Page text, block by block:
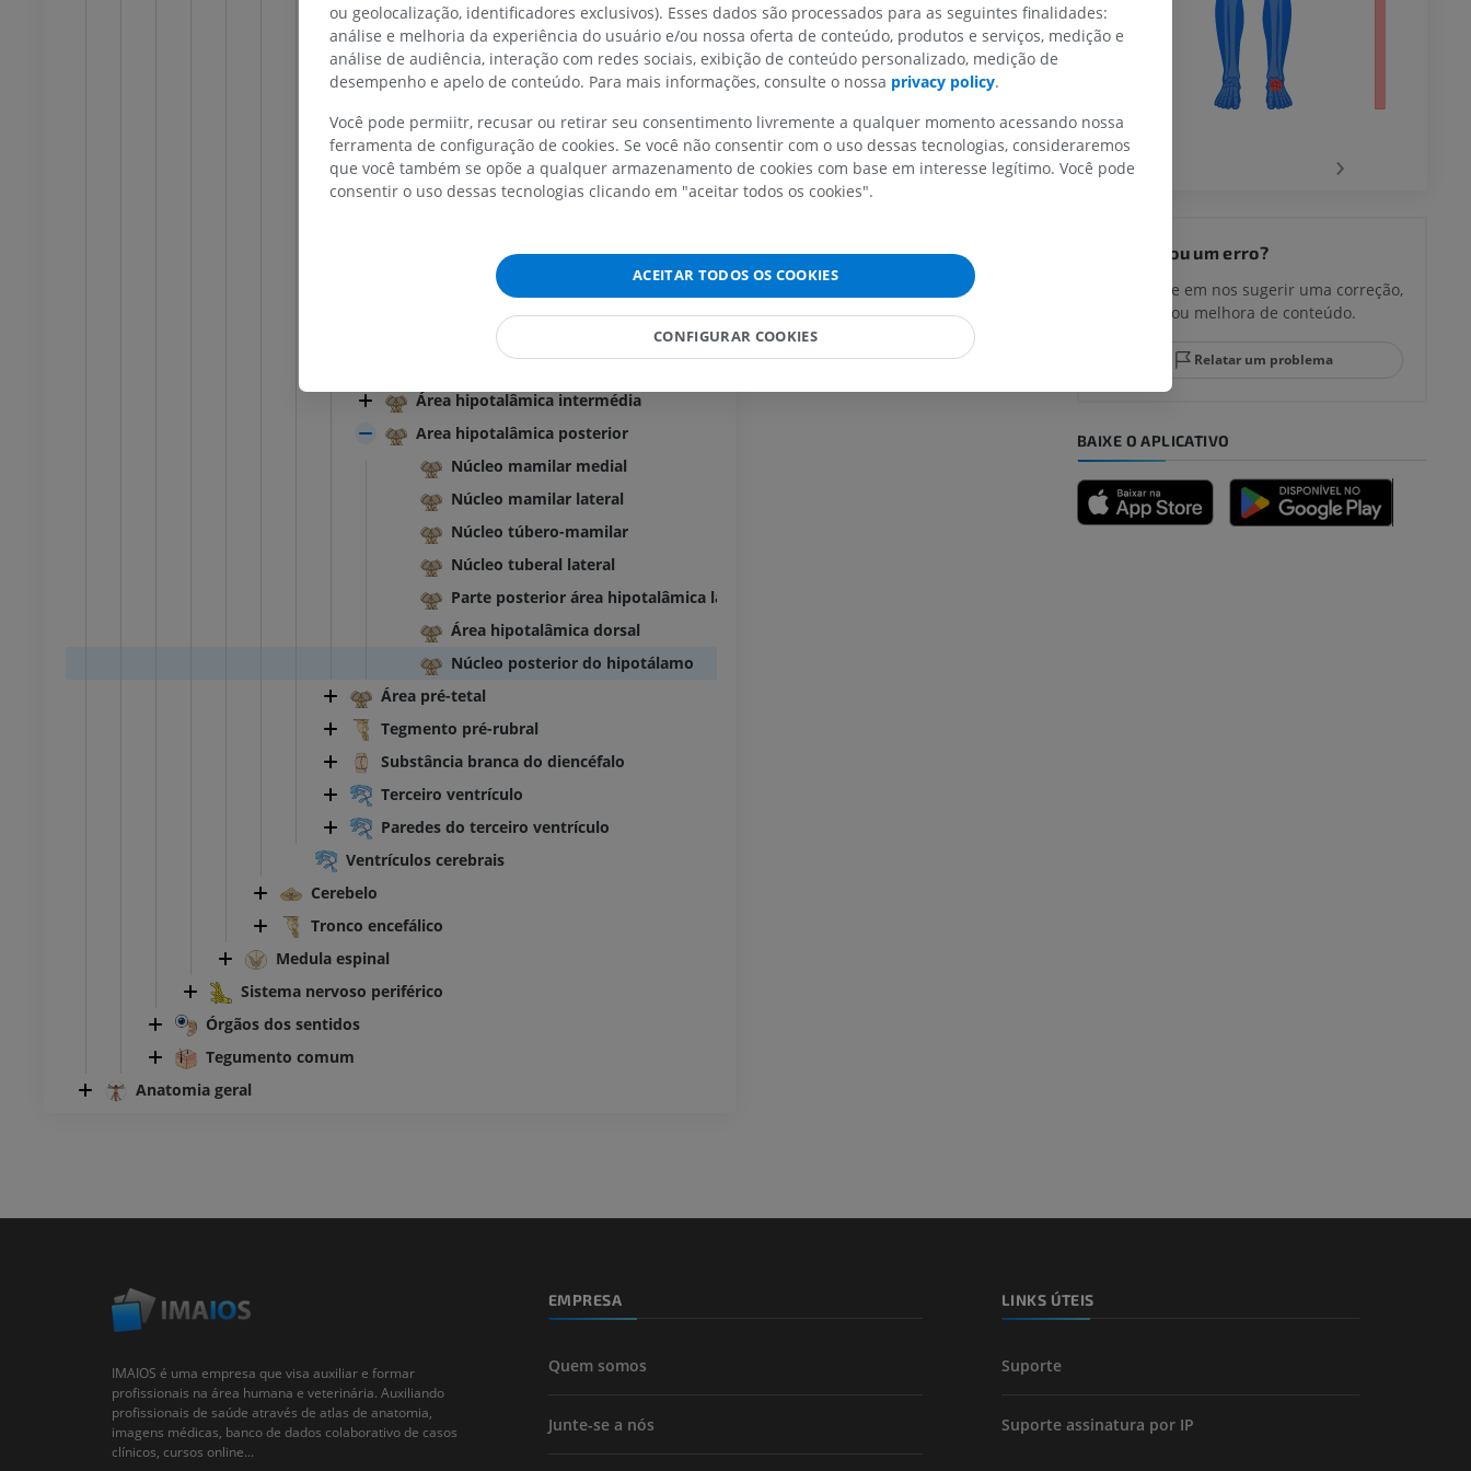
Infudíbulo do hipotálamo
Corpo mamilar
Epitálamo
Prethalamus
Subtálamo
Área pré-óptica
Zona hipotalâmica paraventricular
Zona hipotalâmica medial
Zona hipotalâmica lateral
Área hipotalâmica intermédia
Area hipotalâmica posterior
Núcleo mamilar medial
Núcleo mamilar lateral
Núcleo túbero-mamilar
Núcleo tuberal lateral
Parte posterior área hipotalâmica lateral
Área hipotalâmica dorsal
Núcleo posterior do hipotálamo
Área pré-tetal
Tegmento pré-rubral
Substância branca do diencéfalo
Terceiro ventrículo
Paredes do terceiro ventrículo
Ventrículos cerebrais
Cerebelo
Tronco encefálico
Medula espinal
Sistema nervoso periférico
Órgãos dos sentidos
Tegumento comum
Anatomia geral
Radiografias
Membro inferior
Ilustrações
IRM
PREMIUM
IRM
PREMIUM
Radiografias do membro
Arteriografia do membro
Angiografia
GRÁTIS
Fotografia
PREMIUM
Ressonância magnética do
quadril
IRM
PREMIUM
IRM do joelho
Artrografia CT
IRM do tornezelo e do
retropé
›
Encontrou um erro?
Não hesite em nos sugerir uma correção,
tradução ou melhora de conteúdo.
Relatar um problema
BAIXE O APLICATIVO
IMAIOS é uma empresa que visa auxiliar e formar
profissionais na área humana e veterinária. Auxiliando
profissionais de saúde através de atlas de anatomia,
imagens médicas, banco de dados colaborativo de casos
clínicos, cursos online...
EMPRESA
Quem somos
Junte-se a nós
LINKS ÚTEIS
Suporte
Suporte assinatura por IP
ou geolocalização, identificadores exclusivos). Esses dados são processados para as seguintes finalidades:
análise e melhoria da experiência do usuário e/ou nossa oferta de conteúdo, produtos e serviços, medição e
análise de audiência, interação com redes sociais, exibição de conteúdo personalizado, medição de
desempenho e apelo de conteúdo. Para mais informações, consulte o nossa privacy policy.
Você pode permiitr, recusar ou retirar seu consentimento livremente a qualquer momento acessando nossa
ferramenta de configuração de cookies. Se você não consentir com o uso dessas tecnologias, consideraremos
que você também se opõe a qualquer armazenamento de cookies com base em interesse legítimo. Você pode
consentir o uso dessas tecnologias clicando em "aceitar todos os cookies".
ACEITAR TODOS OS COOKIES
CONFIGURAR COOKIES